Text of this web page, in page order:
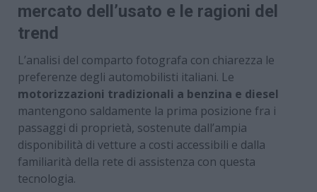
mercato dell’usato e le ragioni del
trend
L’analisi del comparto fotografa con chiarezza le
preferenze degli automobilisti italiani. Le
motorizzazioni tradizionali a benzina e diesel
mantengono saldamente la prima posizione fra i
passaggi di proprietà, sostenute dall’ampia
disponibilità di vetture a costi accessibili e dalla
familiarità della rete di assistenza con questa
tecnologia.